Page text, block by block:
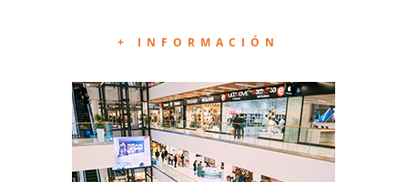
+ INFORMACIÓN